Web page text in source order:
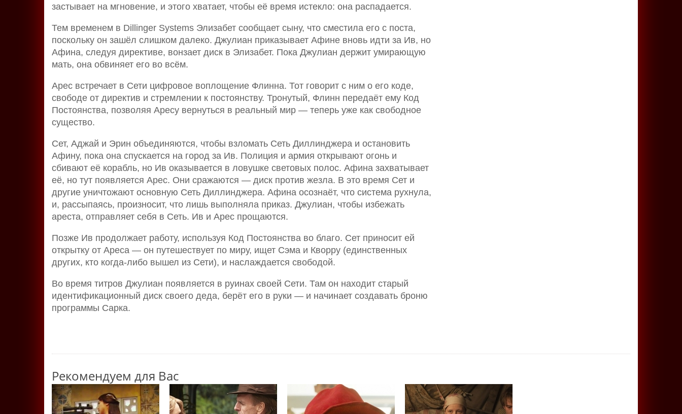
застывает на мгновение, и этого хватает, чтобы её время истекло: она распадается.
Тем временем в Dillinger Systems Элизабет сообщает сыну, что сместила его с поста,
поскольку он зашёл слишком далеко. Джулиан приказывает Афине вновь идти за Ив, но
Афина, следуя директиве, вонзает диск в Элизабет. Пока Джулиан держит умирающую
мать, она обвиняет его во всём.
Арес встречает в Сети цифровое воплощение Флинна. Тот говорит с ним о его коде,
свободе от директив и стремлении к постоянству. Тронутый, Флинн передаёт ему Код
Постоянства, позволяя Аресу вернуться в реальный мир — теперь уже как свободное
существо.
Сет, Аджай и Эрин объединяются, чтобы взломать Сеть Диллинджера и остановить
Афину, пока она спускается на город за Ив. Полиция и армия открывают огонь и
сбивают её корабль, но Ив оказывается в ловушке световых полос. Афина захватывает
её, но тут появляется Арес. Они сражаются — диск против жезла. В это время Сет и
другие уничтожают основную Сеть Диллинджера. Афина осознаёт, что система рухнула,
и, рассыпаясь, произносит, что лишь выполняла приказ. Джулиан, чтобы избежать
ареста, отправляет себя в Сеть. Ив и Арес прощаются.
Позже Ив продолжает работу, используя Код Постоянства во благо. Сет приносит ей
открытку от Ареса — он путешествует по миру, ищет Сэма и Кворру (единственных
других, кто когда-либо вышел из Сети), и наслаждается свободой.
Во время титров Джулиан появляется в руинах своей Сети. Там он находит старый
идентификационный диск своего деда, берёт его в руки — и начинает создавать броню
программы Сарка.
Рекомендуем для Вас